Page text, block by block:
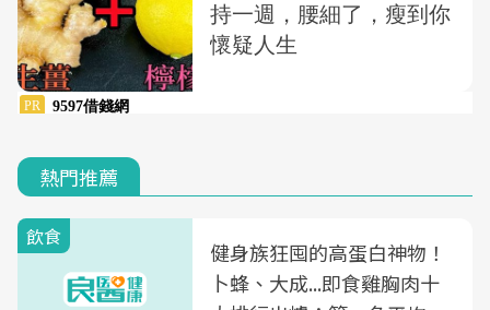
熱門推薦
飲食
健身族狂囤的高蛋白神物！
卜蜂、大成...即食雞胸肉十